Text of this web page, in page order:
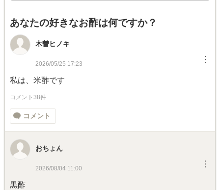
あなたの好きなお酢は何ですか？
木曽ヒノキ
2026/05/25 17:23 ︙
私は、米酢です
コメント38件
コメント
おちょん
2026/08/04 11:00 ︙
黒酢